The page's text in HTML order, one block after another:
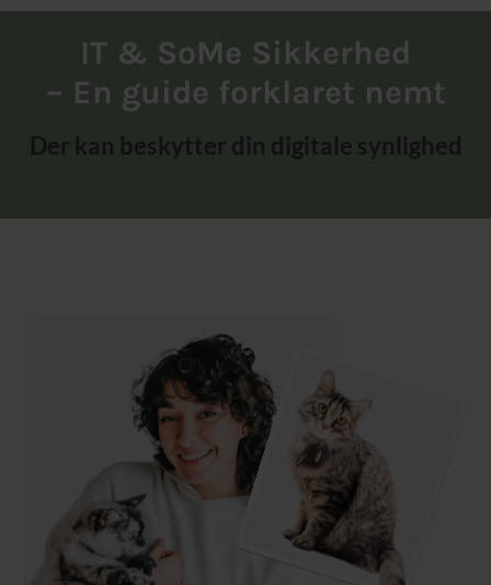
IT & SoMe Sikkerhed
– En guide forklaret nemt
Der kan beskytter din digitale synlighed